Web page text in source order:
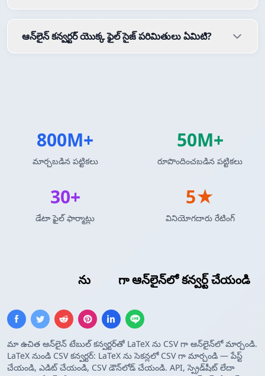
ను గా ఆన్‌లైన్‌లో కన్వర్ట్ చేయండి
మా ఉచిత ఆన్‌లైన్ టేబుల్ కన్వర్టర్‌తో LaTeX ను CSV గా ఆన్‌లైన్‌లో మార్చండి.
LaTeX నుండి CSV కన్వర్టర్: LaTeX ను సెకన్లలో CSV గా మార్చండి — పేస్ట్
చేయండి, ఎడిట్ చేయండి, CSV డౌన్‌లోడ్ చేయండి. API, స్ప్రెడ్‌షీట్ లేదా
ఆన్‌లైన్ కన్వర్టర్ యొక్క ఫైల్ సైజ్ పరిమితులు ఏమిటి?
800M+
మార్చబడిన పట్టికలు
50M+
రూపొందించబడిన పట్టికలు
30+
డేటా ఫైల్ ఫార్మాట్లు
5★
వినియోగదారు రేటింగ్